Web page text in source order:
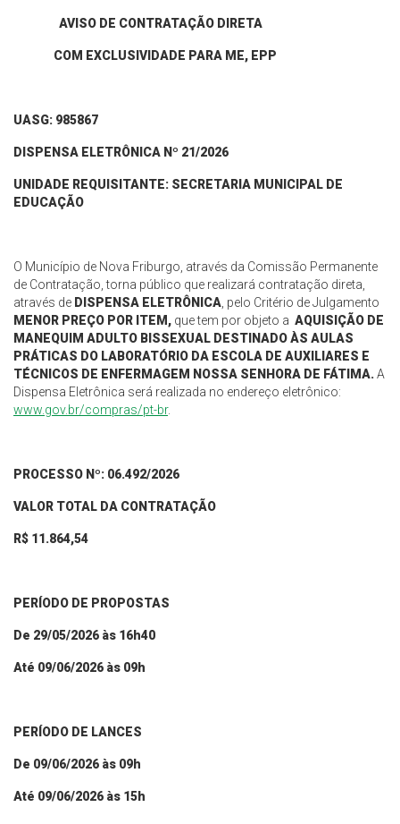
AVISO DE CONTRATAÇÃO DIRETA
COM EXCLUSIVIDADE PARA ME, EPP
UASG: 985867
DISPENSA ELETRÔNICA Nº 21/2026
UNIDADE REQUISITANTE: SECRETARIA MUNICIPAL DE
EDUCAÇÃO
O Município de Nova Friburgo, através da Comissão Permanente
de Contratação, torna público que realizará contratação direta,
através de DISPENSA ELETRÔNICA , pelo Critério de Julgamento
MENOR PREÇO POR ITEM , que tem por objeto a AQUISIÇÃO DE
MANEQUIM ADULTO BISSEXUAL DESTINADO ÀS AULAS
PRÁTICAS DO LABORATÓRIO DA ESCOLA DE AUXILIARES E
TÉCNICOS DE ENFERMAGEM NOSSA SENHORA DE FÁTIMA. A
Dispensa Eletrônica será realizada no endereço eletrônico:
www.gov.br/compras/pt-br.
PROCESSO Nº: 06.492/2026
VALOR TOTAL DA CONTRATAÇÃO
R$ 11.864,54
PERÍODO DE PROPOSTAS
De 29/05/2026 às 16h40
Até 09/06/2026 às 09h
PERÍODO DE LANCES
De 09/06/2026 às 09h
Até 09/06/2026 às 15h